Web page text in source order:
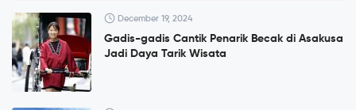
December 19, 2024
Gadis-gadis Cantik Penarik Becak di Asakusa
Jadi Daya Tarik Wisata